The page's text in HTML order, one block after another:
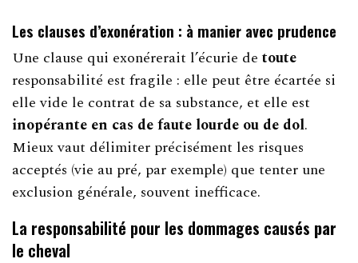
Les clauses d’exonération : à manier avec prudence
Une clause qui exonérerait l’écurie detoute
responsabilité est fragile : elle peut être écartée si
elle vide le contrat de sa substance, et elle est
inopérante en cas de faute lourde ou de dol.
Mieux vaut délimiter précisément les risques
acceptés (vie au pré, par exemple) que tenter une
exclusion générale, souvent inefficace.
La responsabilité pour les dommages causés par
le cheval